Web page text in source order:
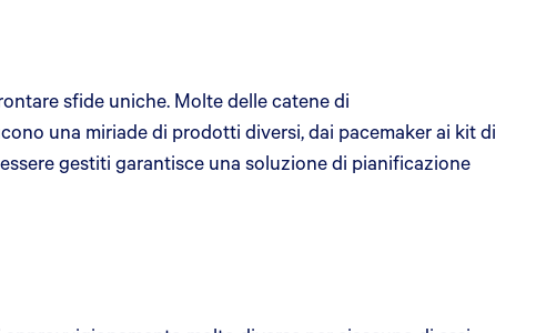
sfide uniche. Molte delle catene di
una miriade di prodotti diversi, dai pacemaker ai kit di
gestiti garantisce una soluzione di pianificazione